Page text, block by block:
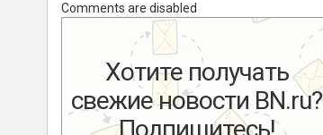
Comments are disabled
Хотите получать
свежие новости BN.ru?